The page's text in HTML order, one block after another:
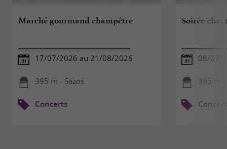
Marché gourmand champêtre
17/07/2026 au 21/08/2026
395 m - Sazos
Concerts
Soirée
08/07/
395 m -